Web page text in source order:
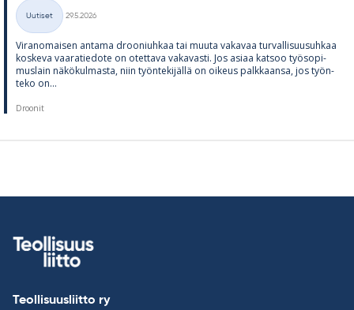
Kategoriat
Uutiset
29.5.2026
Vi­ran­omai­sen an­tama droo­niuh­kaa tai muuta va­ka­vaa tur­val­li­suusuh­kaa
kos­keva vaa­ra­tie­dote on otet­tava va­ka­vasti. Jos asiaa kat­soo työ­so­pi­
mus­lain nä­kö­kul­masta, niin työn­te­ki­jällä on oi­keus palk­kaansa, jos työn­
teko on...
Droonit
Teollisuusliitto ry